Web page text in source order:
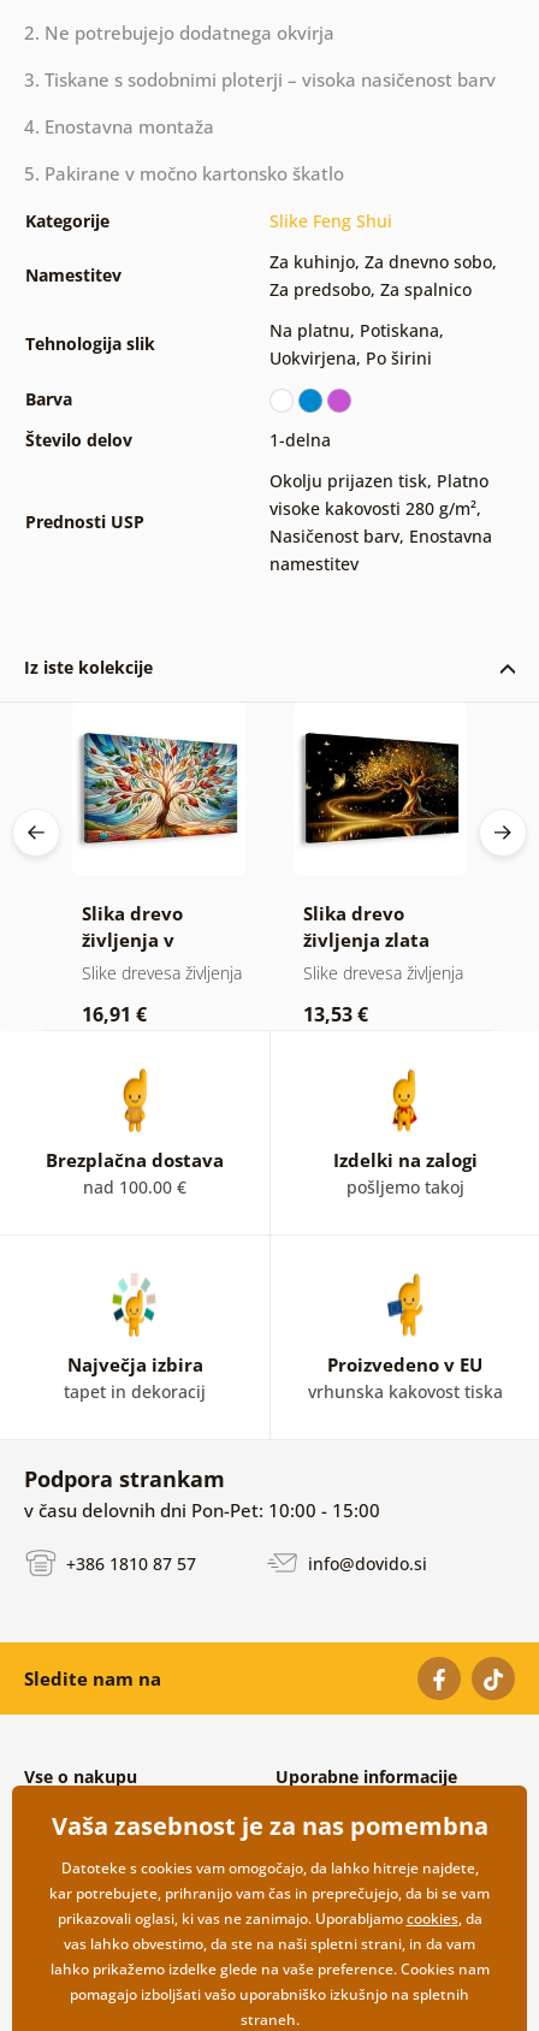
2. Ne potrebujejo dodatnega okvirja
3. Tiskane s sodobnimi ploterji – visoka nasičenost barv
4. Enostavna montaža
5. Pakirane v močno kartonsko škatlo
Kategorije Slike Feng Shui
Namestitev
Za kuhinjo, Za dnevno sobo,
Za predsobo, Za spalnico
Tehnologija slik
Na platnu, Potiskana,
Uokvirjena, Po širini
Barva
Število delov
1-delna
Prednosti USP
Okolju prijazen tisk, Platno
visoke kakovosti 280 g/m²,
Nasičenost barv, Enostavna
namestitev
Iz iste kolekcije
Slika drevo
življenja v
barvnem vitražu
Slike drevesa življenja
16,91 €
Slika drevo
življenja zlata
magija
Slike drevesa življenja
13,53 €
Brezplačna dostava
nad 100.00 €
Izdelki na zalogi
pošljemo takoj
Največja izbira
tapet in dekoracij
Proizvedeno v EU
vrhunska kakovost tiska
Podpora strankam
v času delovnih dni Pon-Pet: 10:00 - 15:00
+386 1810 87 57 info@dovido.si
Sledite nam na
Vse o nakupu
Splošni in reklamacijski pogoji
Varovanje osebnih podatkov
Možnosti dostave in plačila
Vračilo blaga
Uporabne informacije
Pogosto zastavljena vprašanja
Kontakti
Veleprodaja
Vaša zasebnost je za nas pomembna
Datoteke s cookies vam omogočajo, da lahko hitreje najdete,
kar potrebujete, prihranijo vam čas in preprečujejo, da bi se vam
prikazovali oglasi, ki vas ne zanimajo. Uporabljamocookies, da
vas lahko obvestimo, da ste na naši spletni strani, in da vam
lahko prikažemo izdelke glede na vaše preference. Cookies nam
pomagajo izboljšati vašo uporabniško izkušnjo na spletnih
straneh.